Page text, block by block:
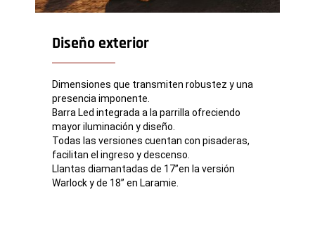
Diseño exterior
Dimensiones que transmiten robustez y una
presencia imponente.
Barra Led integrada a la parrilla ofreciendo
mayor iluminación y diseño.
Todas las versiones cuentan con pisaderas,
facilitan el ingreso y descenso.
Llantas diamantadas de 17”en la versión
Warlock y de 18” en Laramie.